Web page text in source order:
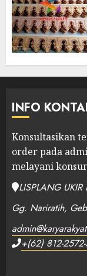
INFO
Konsultasikan
order pada
melayani
LISPLANG UKIR
Gg. Nariratih,
+(62) 812-